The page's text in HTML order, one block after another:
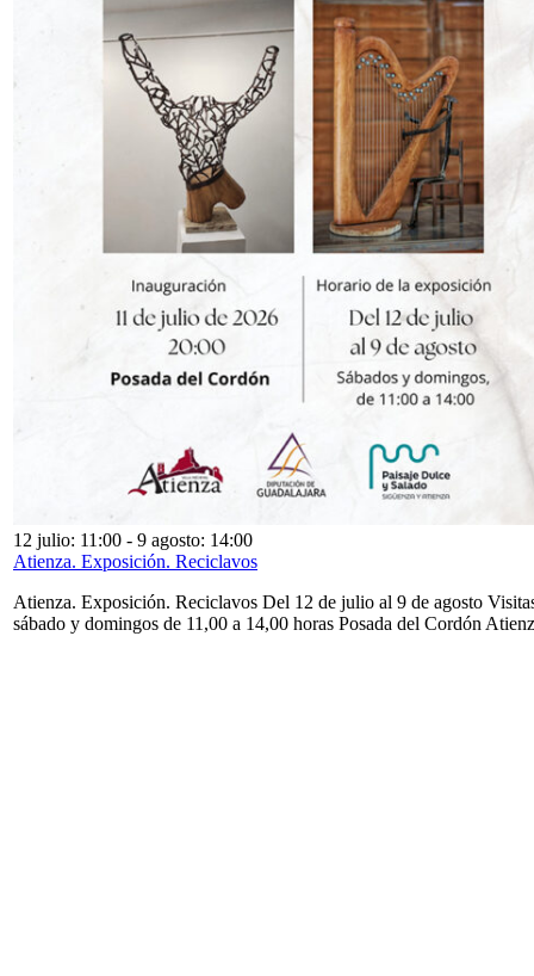
12 julio: 11:00 - 9 agosto: 14:00
Atienza. Exposición. Reciclavos
Atienza. Exposición. Reciclavos Del 12 de julio al 9 de agosto
sábado y domingos de 11,00 a 14,00 horas Posada del Cordón